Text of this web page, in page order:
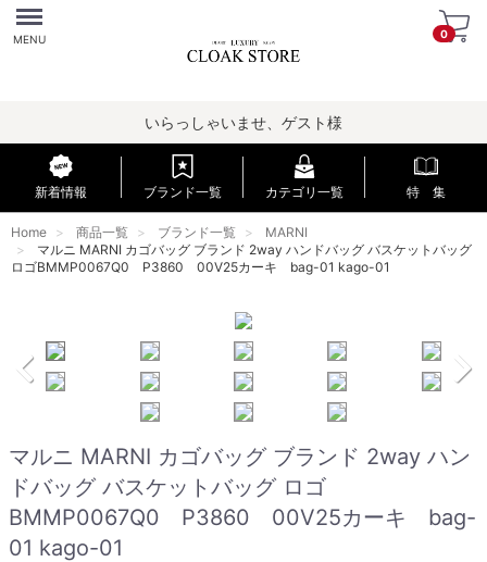
Menu
MENU 0
いらっしゃいませ、ゲスト様
新着情報 ブランド一覧 カテゴリ一覧 特 集
Home 商品一覧 ブランド一覧
MARNI
マルニ MARNI カゴバッグ ブランド 2way ハンドバッグ バスケットバッグ
ロゴBMMP0067Q0 P3860 00V25カーキ bag-01 kago-01
マルニ MARNI カゴバッグ ブランド 2way ハン
ドバッグ バスケットバッグ ロゴ
BMMP0067Q0 P3860 00V25カーキ bag-
01 kago-01